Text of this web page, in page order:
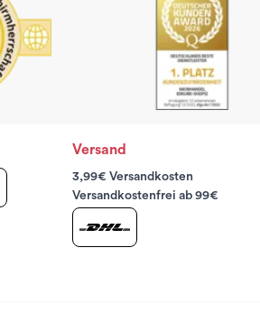
Versand
3,99€ Versandkosten
Versandkostenfrei ab 99€